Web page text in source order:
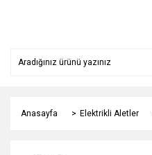
Anasayfa Elektrikli Aletler